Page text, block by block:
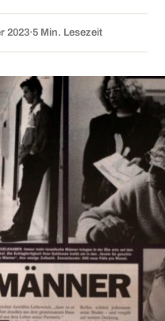
2023·5 Min. Lesezeit